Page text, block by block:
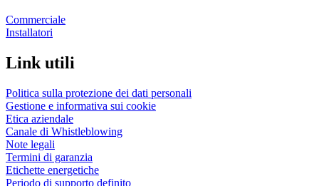
Commerciale
Installatori
Link utili
Politica sulla protezione dei dati personali
Gestione e informativa sui cookie
Etica aziendale
Canale di Whistleblowing
Note legali
Termini di garanzia
Etichette energetiche
Periodo di supporto definito